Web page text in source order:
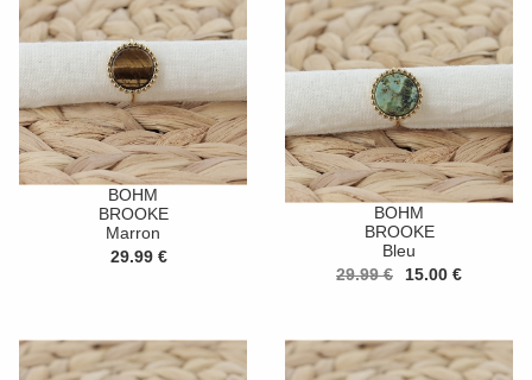
BOHM
BROOKE
Marron
29.99 €
BOHM
BROOKE
Bleu
29.99 €
15.00 €